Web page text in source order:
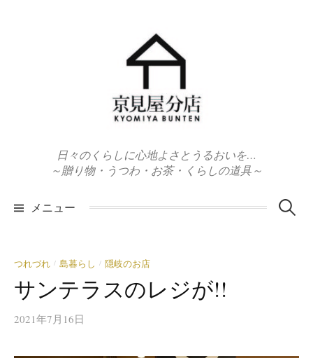
日々のくらしに心地よさとうるおいを…
～贈り物・うつわ・お茶・くらしの道具～
メニュー 検
つれづれ / 島暮らし / 隠岐のお店
サンテラスのレジが!!
2021年7月16日